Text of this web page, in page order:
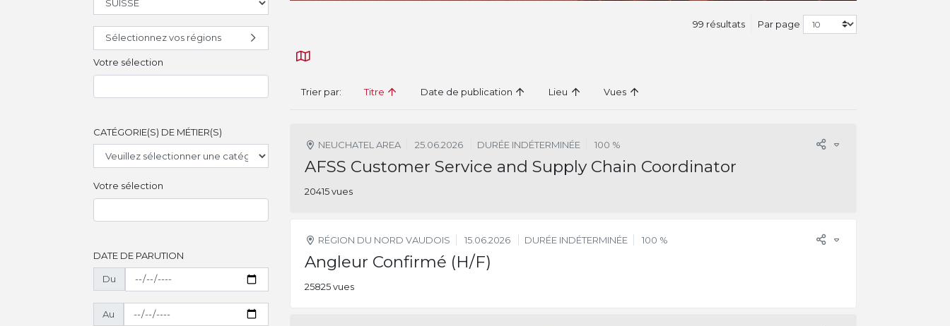
Sélectionnez vos régions
Votre sélection
CATÉGORIE(S) DE MÉTIER(S)
Votre sélection
DATE DE PARUTION
Du
Au
99 résultats Par page
Trier par: Titre Date de publication Lieu Vues
NEUCHATEL AREA 25.06.2026 DURÉE INDÉTERMINÉE 100 %
AFSS Customer Service and Supply Chain Coordinator
20415 vues
RÉGION DU NORD VAUDOIS 15.06.2026 DURÉE INDÉTERMINÉE 100 %
Angleur Confirmé (H/F)
25825 vues